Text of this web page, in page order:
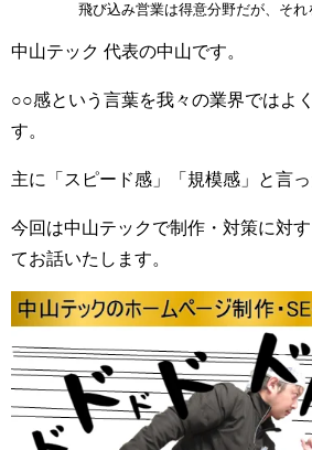
飛び込み営業は得意分野だが、それ
中山テック 代表の中山です。
○○感という言葉を我々の業界ではよ
す。
主に「スピード感」「規模感」と言っ
今回は中山テックで制作・対策に対
てお話いたします。